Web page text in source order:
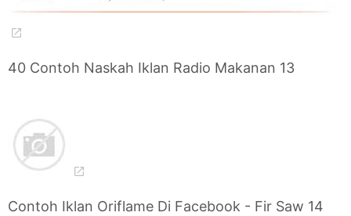
40 Contoh Naskah Iklan Radio Makanan 13
Contoh Iklan Oriflame Di Facebook - Fir Saw 14